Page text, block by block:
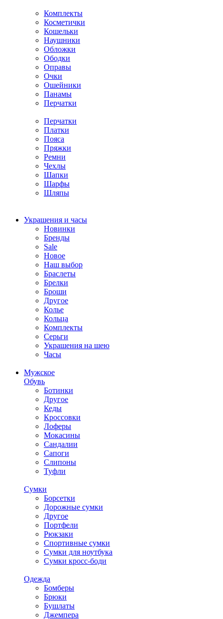
Комплекты
Косметички
Кошельки
Наушники
Обложки
Ободки
Оправы
Очки
Ошейники
Панамы
Перчатки
Перчатки
Платки
Пояса
Пряжки
Ремни
Чехлы
Шапки
Шарфы
Шляпы
Украшения и часы
Новинки
Бренды
Sale
Новое
Наш выбор
Браслеты
Брелки
Броши
Другое
Колье
Кольца
Комплекты
Серьги
Украшения на шею
Часы
Мужское
Обувь
Ботинки
Другое
Кеды
Кроссовки
Лоферы
Мокасины
Сандалии
Сапоги
Слипоны
Туфли
Сумки
Борсетки
Дорожные сумки
Другое
Портфели
Рюкзаки
Спортивные сумки
Сумки для ноутбука
Сумки кросс-боди
Одежда
Бомберы
Брюки
Бушлаты
Джемпера